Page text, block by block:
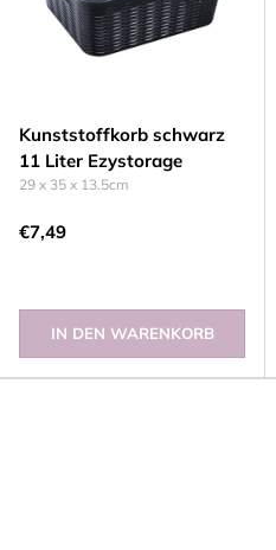
Kunststoffkorb schwarz
11 Liter Ezystorage
29 x 35 x 13.5cm
€7,49
IN DEN WARENKORB